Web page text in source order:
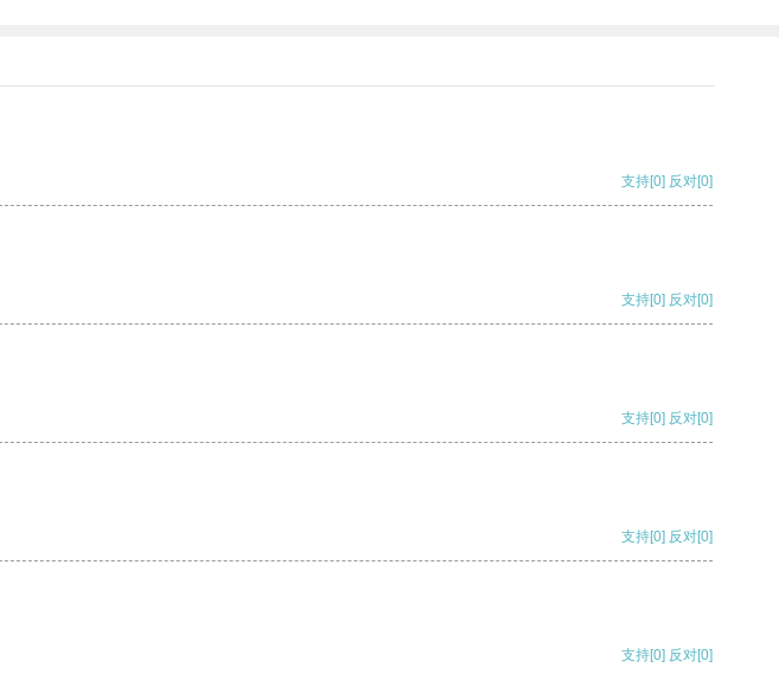
支持[0] 反对[0]
支持[0] 反对[0]
支持[0] 反对[0]
支持[0] 反对[0]
支持[0] 反对[0]